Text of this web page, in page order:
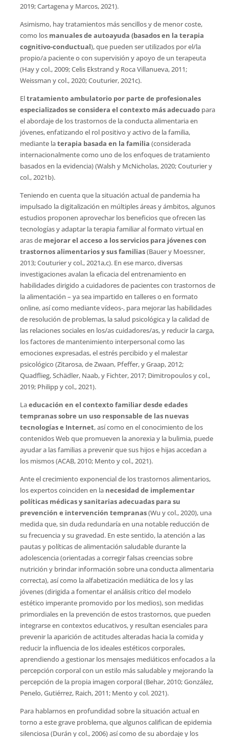
2019; Cartagena y Marcos, 2021).
Asimismo, hay tratamientos más sencillos y de menor coste,
como los manuales de autoayuda (basados en la terapia
cognitivo-conductual), que pueden ser utilizados por el/la
propio/a paciente o con supervisión y apoyo de un terapeuta
(Hay y col., 2009; Celis Ekstrand y Roca Villanueva, 2011;
Weissman y col., 2020; Couturier, 2021c).
Eltratamiento ambulatorio por parte de profesionales
especializados se considera el contexto más adecuadopara
el abordaje de los trastornos de la conducta alimentaria en
jóvenes, enfatizando el rol positivo y activo de la familia,
mediante laterapia basada en la familia (considerada
internacionalmente como uno de los enfoques de tratamiento
basados en la evidencia) (Walsh y McNicholas, 2020; Couturier y
col., 2021b).
Teniendo en cuenta que la situación actual de pandemia ha
impulsado la digitalización en múltiples áreas y ámbitos, algunos
estudios proponen aprovechar los beneficios que ofrecen las
tecnologías y adaptar la terapia familiar al formato virtual en
aras de mejorar el acceso a los servicios para jóvenes con
trastornos alimentarios y sus familias(Bauer y Moessner,
2013; Couturier y col., 2021a,c). En ese marco, diversas
investigaciones avalan la eficacia del entrenamiento en
habilidades dirigido a cuidadores de pacientes con trastornos de
la alimentación – ya sea impartido en talleres o en formato
online, así como mediante vídeos-, para mejorar las habilidades
de resolución de problemas, la salud psicológica y la calidad de
las relaciones sociales en los/as cuidadores/as, y reducir la carga,
los factores de mantenimiento interpersonal como las
emociones expresadas, el estrés percibido y el malestar
psicológico (Zitarosa, de Zwaan, Pfeffer, y Graap, 2012;
Quadflieg, Schädler, Naab, y Fichter, 2017; Dimitropoulos y col.,
2019; Philipp y col., 2021).
Laeducación en el contexto familiar desde edades
tempranas sobre un uso responsable de las nuevas
tecnologías e Internet, así como en el conocimiento de los
contenidos Web que promueven la anorexia y la bulimia, puede
ayudar a las familias a prevenir que sus hijos e hijas accedan a
los mismos (ACAB, 2010; Mento y col., 2021).
Ante el crecimiento exponencial de los trastornos alimentarios,
los expertos coinciden en la necesidad de implementar
políticas médicas y sanitarias adecuadas para su
prevención e intervención tempranas(Wu y col., 2020), una
medida que, sin duda redundaría en una notable reducción de
su frecuencia y su gravedad. En este sentido, la atención a las
pautas y políticas de alimentación saludable durante la
adolescencia (orientadas a corregir falsas creencias sobre
nutrición y brindar información sobre una conducta alimentaria
correcta), así como la alfabetización mediática de los y las
jóvenes (dirigida a fomentar el análisis crítico del modelo
estético imperante promovido por los medios), son medidas
primordiales en la prevención de estos trastornos, que pueden
integrarse en contextos educativos, y resultan esenciales para
prevenir la aparición de actitudes alteradas hacia la comida y
reducir la influencia de los ideales estéticos corporales,
aprendiendo a gestionar los mensajes mediáticos enfocados a la
percepción corporal con un estilo más saludable y mejorando la
percepción de la propia imagen corporal (Behar, 2010; González,
Penelo, Gutiérrez, Raich, 2011; Mento y col. 2021).
Para hablarnos en profundidad sobre la situación actual en
torno a este grave problema, que algunos califican de epidemia
silenciosa (Durán y col., 2006) así como de su abordaje y los